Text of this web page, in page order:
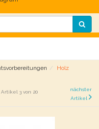
Holz
Artikel 3 von 20
nächster
Artikel